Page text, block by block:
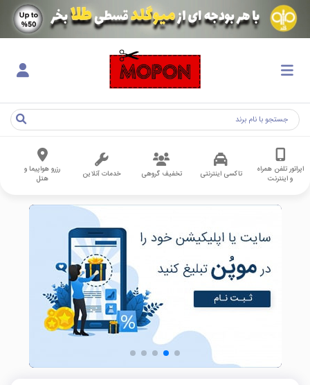
اپراتور تلفن همراه
و اینترنت
تاکسی اینترنتی تخفیف گروهی خدمات آنلاین
رزرو هواپیما و
هتل